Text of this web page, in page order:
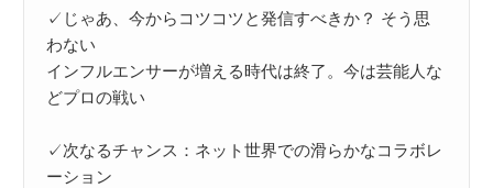
✓じゃあ、今からコツコツと発信すべきか？ そう思
わない
インフルエンサーが増える時代は終了。今は芸能人な
どプロの戦い
✓次なるチャンス：ネット世界での滑らかなコラボレ
ーション